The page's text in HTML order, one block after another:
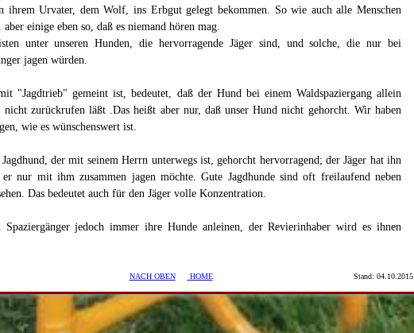
ihrem Urvater, dem Wolf, ins Erbgut gelegt bekommen. So wie auch alle Menschen
einige eben so, daß es niemand hören mag.
unter unseren Hunden, die hervorragende Jäger sind, und solche, die nur bei
jagen würden.
"Jagdtrieb" gemeint ist, bedeutet, daß der Hund bei einem Waldspaziergang allein
zurückrufen läßt .Das heißt aber nur, daß unser Hund nicht gehorcht. Wir haben
wie es wünschenswert ist.
der mit seinem Herrn unterwegs ist, gehorcht hervorragend; der Jäger hat ihn
er nur mit ihm zusammen jagen möchte. Gute Jagdhunde sind oft freilaufend neben
Das bedeutet auch für den Jäger volle Konzentration.
jedoch immer ihre Hunde anleinen, der Revierinhaber wird es ihnen
NACH OBEN HOME Stand: 04.10.2015